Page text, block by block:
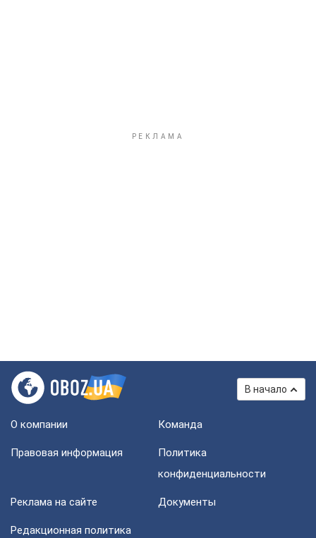
В начало
О компании Команда
Правовая информация
Политика
конфиденциальности
Реклама на сайте Документы
Редакционная политика